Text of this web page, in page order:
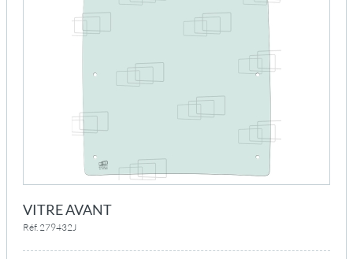
VITRE AVANT
Réf. 279432J